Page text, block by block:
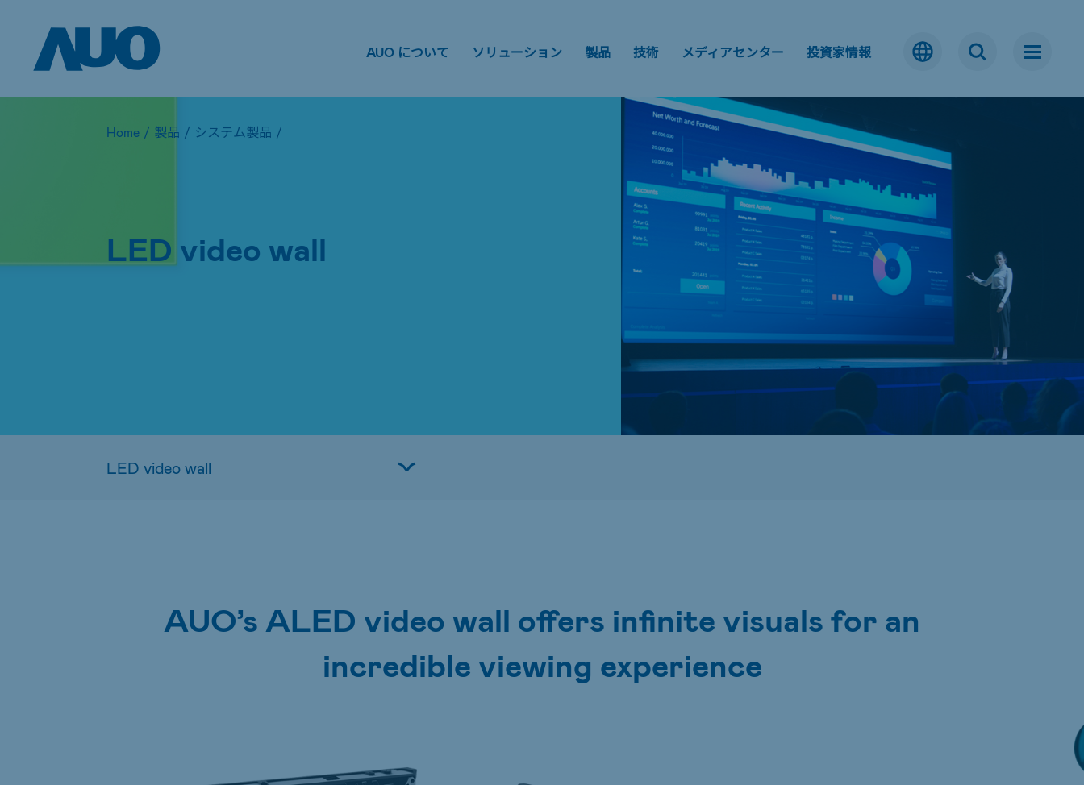
AUO について ソリューション 製品 技術 メディアセンター 投資家情報
Home / 製品 / システム製品 /
LED video wall
AUO’s ALED video wall offers infinite visuals for an
incredible viewing experience